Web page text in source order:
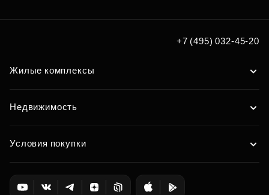
+7 (495) 032-45-20
Жилые комплексы
Недвижимость
Условия покупки